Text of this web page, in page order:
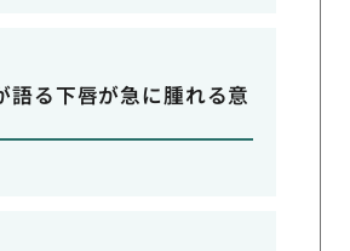
語る下唇が急に腫れる意